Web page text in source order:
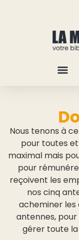
Nous tenons à
pour toutes
maximal mais
pour
reçoivent les
nos cinq
acheminer les
antennes,
gérer toute